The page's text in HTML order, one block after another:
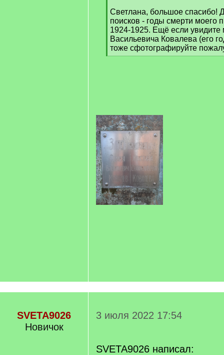
Светлана, большое спасибо!
поисков - годы смерти моего
1924-1925. Ещё если увидите
Васильевича Ковалева (его
тоже сфотографируйте
[
SVETA9026
Новичок
3 июля 2022 17:54
SVETA9026 написал: